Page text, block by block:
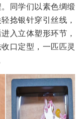
同学们以素色绸缎
捻银针穿引丝线，
入立体塑形环节，
口定型，一匹匹灵